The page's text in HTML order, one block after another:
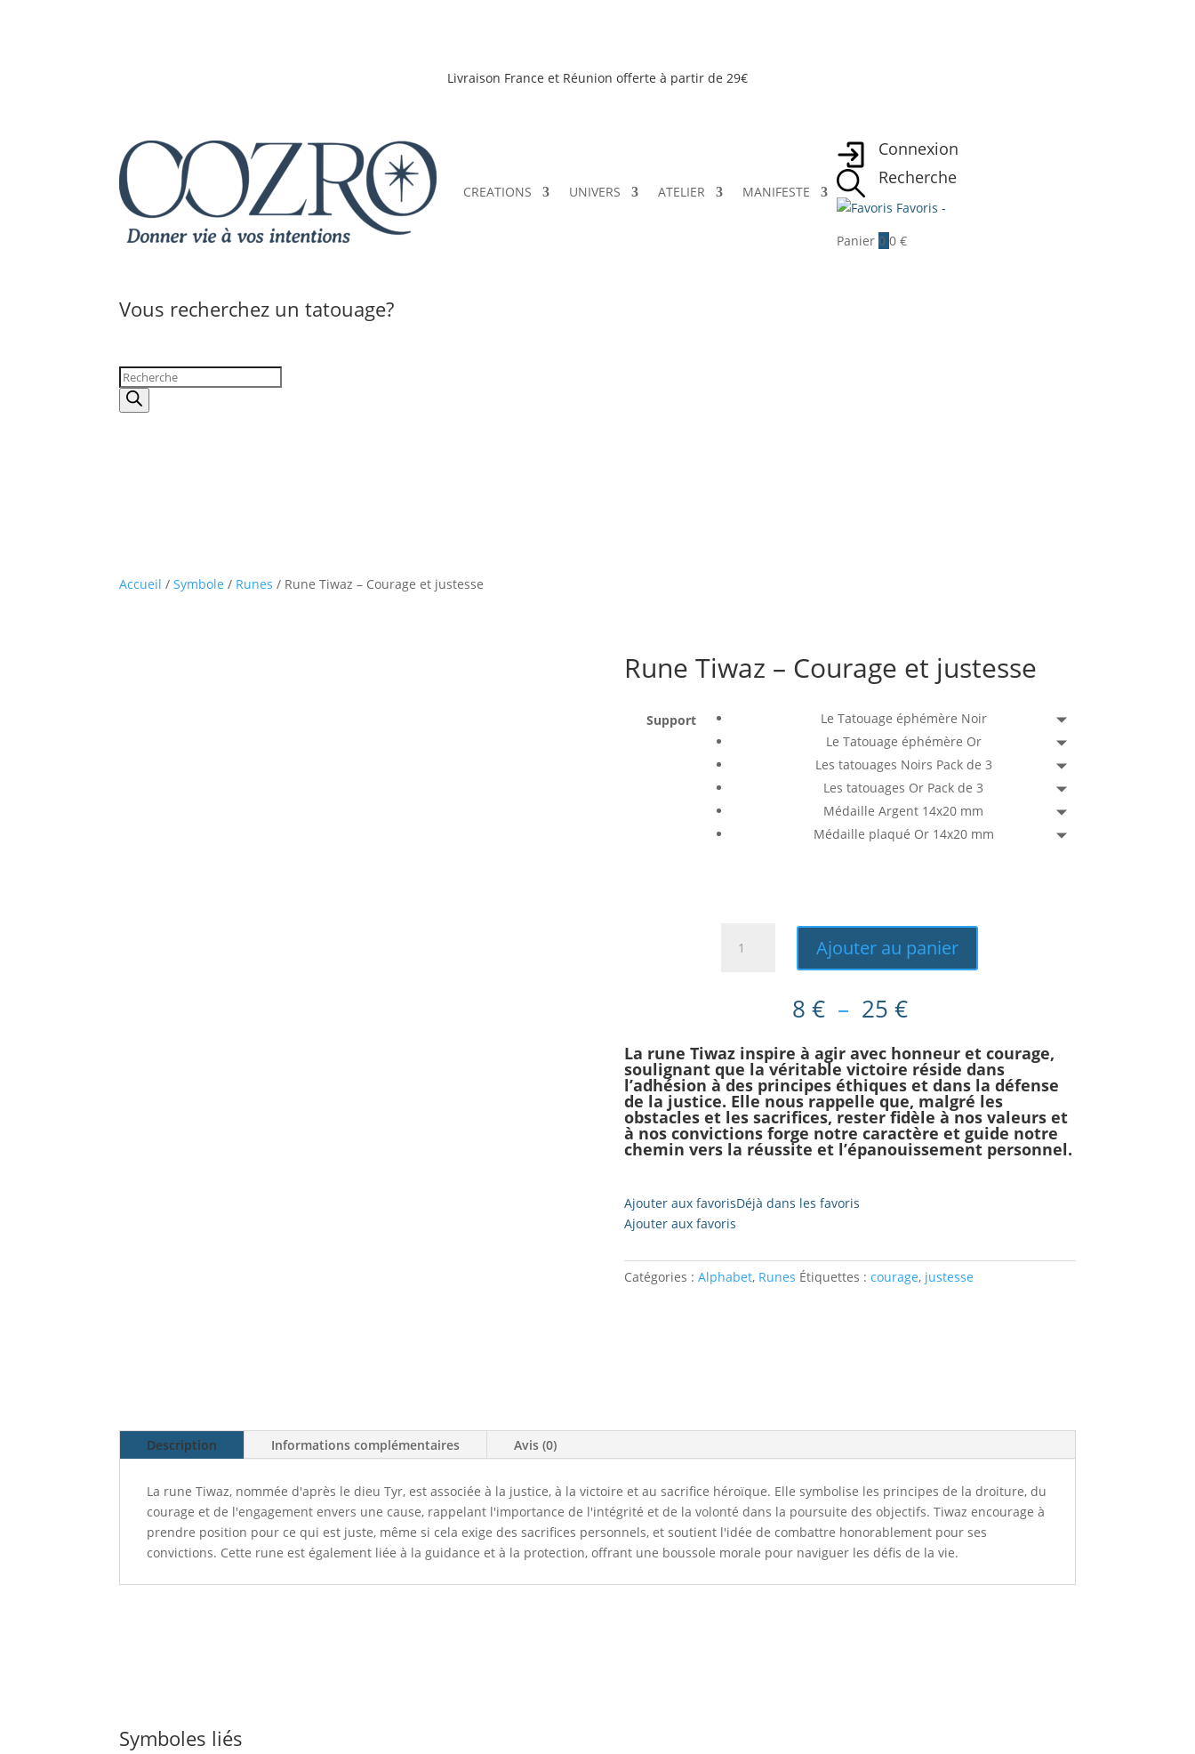
Livraison France et Réunion offerte à partir de 29€
CREATIONS UNIVERS ATELIER MANIFESTE
Connexion
Recherche
Favoris -
Panier 0 0 €
Vous recherchez un tatouage?
Recherche
de
produits
Accueil /Symbole / Runes / Rune Tiwaz – Courage et justesse
Rune Tiwaz – Courage et justesse
Support
Le Tatouage éphémère Noir
Le Tatouage éphémère Or
Les tatouages Noirs Pack de 3
Les tatouages Or Pack de 3
Médaille Argent 14x20 mm
Médaille plaqué Or 14x20 mm
et
justesse
Ajouter au panier
8 € – 25 €Plage
de
prix :
8 €
à
25 €
La rune Tiwaz inspire à agir avec honneur et courage,
soulignant que la véritable victoire réside dans
l’adhésion à des principes éthiques et dans la défense
de la justice. Elle nous rappelle que, malgré les
obstacles et les sacrifices, rester fidèle à nos valeurs et
à nos convictions forge notre caractère et guide notre
chemin vers la réussite et l’épanouissement personnel.
Ajouter aux favorisDéjà dans les favoris
Ajouter aux favoris
Catégories : Alphabet, Runes Étiquettes : courage, justesse
Description Informations complémentaires Avis (0)
La rune Tiwaz, nommée d'après le dieu Tyr, est associée à la justice, à la victoire et au sacrifice héroïque. Elle symbolise les principes de la droiture, du
courage et de l'engagement envers une cause, rappelant l'importance de l'intégrité et de la volonté dans la poursuite des objectifs. Tiwaz encourage à
prendre position pour ce qui est juste, même si cela exige des sacrifices personnels, et soutient l'idée de combattre honorablement pour ses
convictions. Cette rune est également liée à la guidance et à la protection, offrant une boussole morale pour naviguer les défis de la vie.
Symboles liés